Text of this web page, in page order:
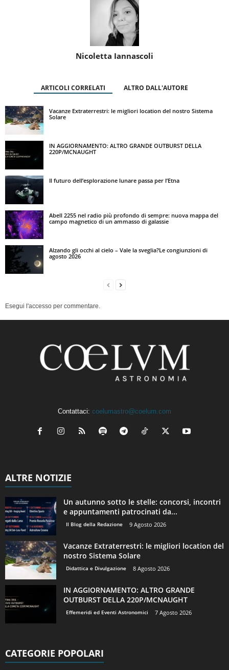
Nicoletta Iannascoli
ARTICOLI CORRELATI ALTRO DALL'AUTORE
Vacanze Extraterrestri: le migliori location del nostro Sistema
Solare
IN AGGIORNAMENTO: ALTRO GRANDE OUTBURST DELLA
220P/MCNAUGHT
Il futuro dell’esplorazione lunare passa per l’Etna
Abell 2255 nel radio più profondo di sempre: nuova mappa del
campo magnetico di un ammasso di galassie
Alzando gli occhi al cielo – Vale la sveglia?Le congiunzioni di
agosto 2026
Esegui l'accesso per commentare.
Contattaci: coelumastro@coelum.com
ALTRE NOTIZIE
Un autunno sotto le stelle: concorsi, incontri
e appuntamenti patrocinati da...
Il Blog della Redazione 9 Agosto 2026
Vacanze Extraterrestri: le migliori location del
nostro Sistema Solare
Didattica e Divulgazione 8 Agosto 2026
IN AGGIORNAMENTO: ALTRO GRANDE
OUTBURST DELLA 220P/MCNAUGHT
Effemeridi ed Eventi Astronomici 7 Agosto 2026
CATEGORIE POPOLARI